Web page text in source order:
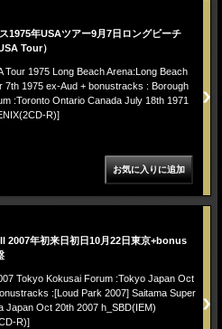
1975年USAツアー9月7日ロングビーチ
Tour）
Tour 1975 Long Beach Arena:Long Beach
7th 1975 ex-Aud + bonustracks : Borough
:Toronto Ontario Canada July 18th 1971
R)]
2007年初来日初日10月22日東京+bonus
Tokyo Kokusai Forum :Tokyo Japan Oct
:[Loud Park 2007] Saitama Super
Japan Oct 20th 2007 h_SBD(IEM)
R)]